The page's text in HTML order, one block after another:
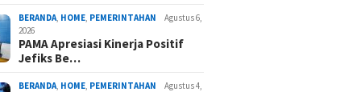
BERANDA, HOME, PEMERINTAHAN
Agustus 6,
2026
PAMA Apresiasi Kinerja Positif
Jefiks Be…
BERANDA, HOME, PEMERINTAHAN
Agustus 4,